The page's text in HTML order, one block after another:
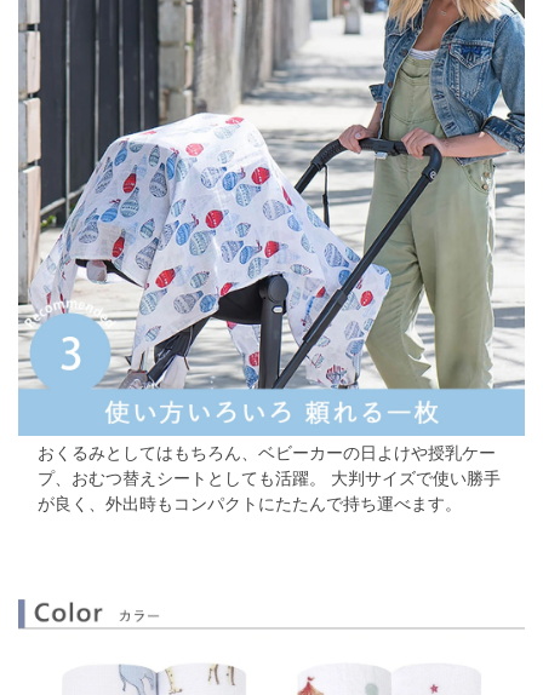
おくるみとしてはもちろん、ベビーカーの日よけや授乳ケー
プ、おむつ替えシートとしても活躍。 大判サイズで使い勝手
が良く、外出時もコンパクトにたたんで持ち運べます。